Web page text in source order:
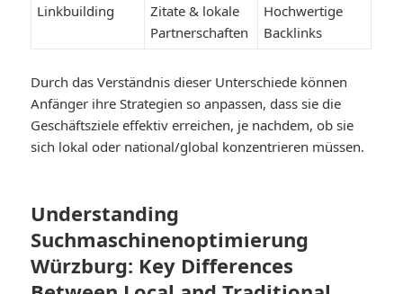
Linkbuilding
Zitate & lokale
Partnerschaften
Hochwertige
Backlinks
Durch das Verständnis dieser Unterschiede können
Anfänger ihre Strategien so anpassen, dass sie die
Geschäftsziele effektiv erreichen, je nachdem, ob sie
sich lokal oder national/global konzentrieren müssen.
Understanding
Suchmaschinenoptimierung
Würzburg: Key Differences